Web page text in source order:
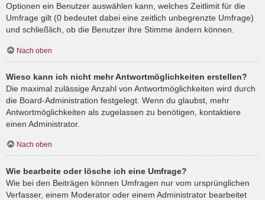
Optionen ein Benutzer auswählen kann, welches Zeitlimit für die
Umfrage gilt (0 bedeutet dabei eine zeitlich unbegrenzte Umfrage)
und schließlich, ob die Benutzer ihre Stimme ändern können.
Nach oben
Wieso kann ich nicht mehr Antwortmöglichkeiten erstellen?
Die maximal zulässige Anzahl von Antwortmöglichkeiten wird durch
die Board-Administration festgelegt. Wenn du glaubst, mehr
Antwortmöglichkeiten als zugelassen zu benötigen, kontaktiere
einen Administrator.
Nach oben
Wie bearbeite oder lösche ich eine Umfrage?
Wie bei den Beiträgen können Umfragen nur vom ursprünglichen
Verfasser, einem Moderator oder einem Administrator bearbeitet